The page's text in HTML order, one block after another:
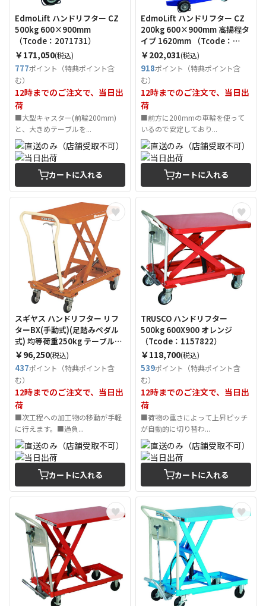
EdmoLift ハンドリフター CZ
500kg 600×900mm
（Tcode：2071731）
￥171,050(税込)
777ポイント（特典ポイント含
む）
12時までのご注文で、当日出
荷
■大型キャスター(前輪200mm)
と、大きめテーブルを...
カートに入れる
EdmoLift ハンドリフター CZ
200kg 600×900mm 高揚程タ
イプ 1620mm （Tcode：
2071732）
￥202,031(税込)
918ポイント（特典ポイント含
む）
12時までのご注文で、当日出
荷
■前方に200mmの車輪を使って
いるので安定しており...
カートに入れる
スギヤス ハンドリフター リフ
ターBX(手動式)(足踏みペダル
式) 均等荷重250kg テーブル寸
法813×500mm （Tcode：
4604831）
￥96,250(税込)
437ポイント（特典ポイント含
む）
12時までのご注文で、当日出
荷
■次工程への加工物の移動が手軽
に行えます。■過負...
カートに入れる
TRUSCO ハンドリフター
500kg 600X900 オレンジ
（Tcode：1157822）
￥118,700(税込)
539ポイント（特典ポイント含
む）
12時までのご注文で、当日出
荷
■荷物の重さによって上昇ピッチ
が自動的に切り替わ...
カートに入れる